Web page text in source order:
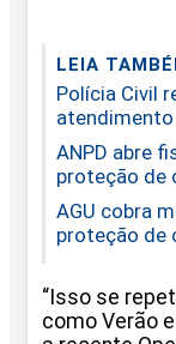
LEIA
Polícia Civil
ANPD abre
proteção de
AGU cobra
proteção de
“Isso se
como Verão